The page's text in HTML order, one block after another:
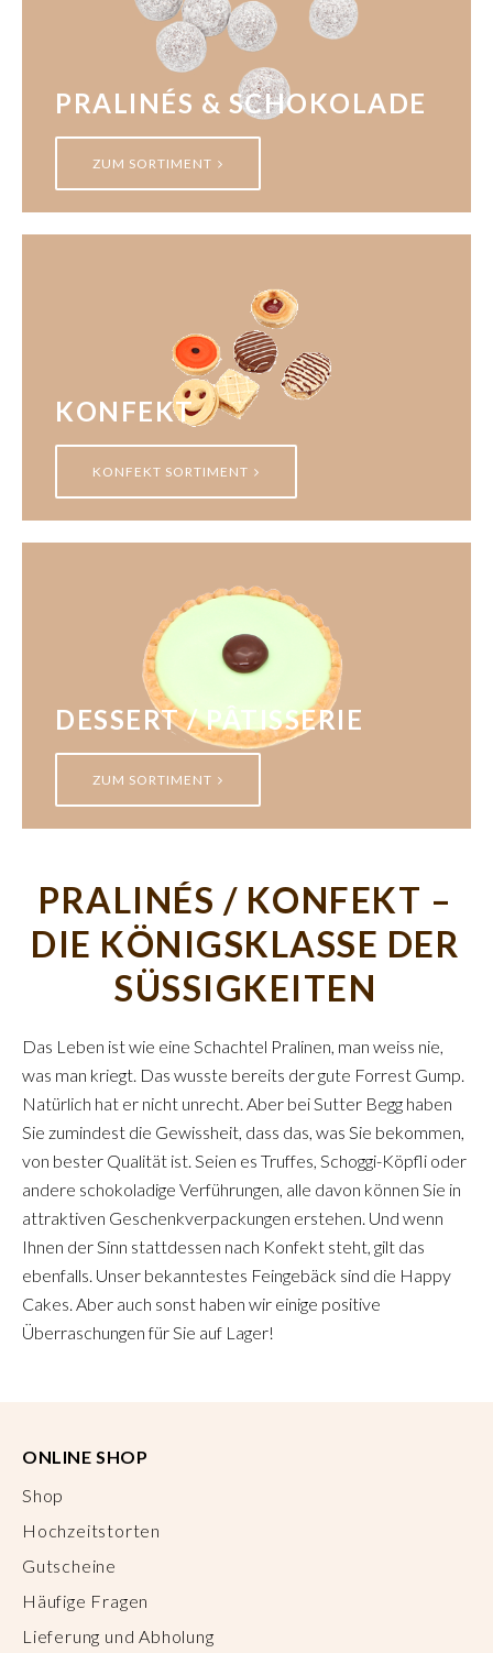
PRALINÉS & SCHOKOLADE
ZUM SORTIMENT
KONFEKT
KONFEKT SORTIMENT
DESSERT / PÂTISSERIE
ZUM SORTIMENT
PRALINÉS / KONFEKT –
DIE KÖNIGSKLASSE DER
SÜSSIGKEITEN
Das Leben ist wie eine Schachtel Pralinen, man weiss nie,
was man kriegt. Das wusste bereits der gute Forrest Gump.
Natürlich hat er nicht unrecht. Aber bei Sutter Begg haben
Sie zumindest die Gewissheit, dass das, was Sie bekommen,
von bester Qualität ist. Seien es Truffes, Schoggi-Köpfli oder
andere schokoladige Verführungen, alle davon können Sie in
attraktiven Geschenkverpackungen erstehen. Und wenn
Ihnen der Sinn stattdessen nach Konfekt steht, gilt das
ebenfalls. Unser bekanntestes Feingebäck sind die Happy
Cakes. Aber auch sonst haben wir einige positive
Überraschungen für Sie auf Lager!
ONLINE SHOP
Shop
Hochzeitstorten
Gutscheine
Häufige Fragen
Lieferung und Abholung